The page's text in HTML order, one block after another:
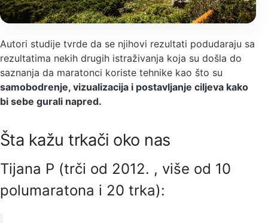
Autori studije tvrde da se njihovi rezultati podudaraju sa
rezultatima nekih drugih istraživanja koja su došla do
saznanja da maratonci koriste tehnike kao što su
samobodrenje, vizualizacija i postavljanje ciljeva kako
bi sebe gurali napred.
Šta kažu trkači oko nas
Tijana P (trči od 2012. , više od 10
polumaratona i 20 trka):